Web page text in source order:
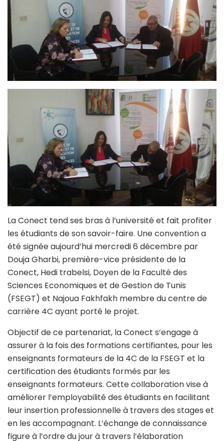
La Conect tend ses bras à l’université et fait profiter
les étudiants de son savoir-faire. Une convention a
été signée aujourd’hui mercredi 6 décembre par
Douja Gharbi, première-vice présidente de la
Conect, Hedi trabelsi, Doyen de la Faculté des
Sciences Economiques et de Gestion de Tunis
(FSEGT) et Najoua Fakhfakh membre du centre de
carrière 4C ayant porté le projet.
Objectif de ce partenariat, la Conect s’engage à
assurer à la fois des formations certifiantes, pour les
enseignants formateurs de la 4C de la FSEGT et la
certification des étudiants formés par les
enseignants formateurs. Cette collaboration vise à
améliorer l’employabilité des étudiants en facilitant
leur insertion professionnelle à travers des stages et
en les accompagnant. L’échange de connaissance
figure à l’ordre du jour à travers l’élaboration